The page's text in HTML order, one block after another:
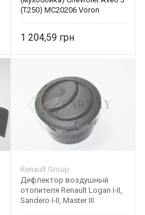
(T250) MC20206 Voron
1 204,59
Renault Group
Дефлектор воздушный
отопителя Renault Logan I-II,
Sandero I-II, Master III